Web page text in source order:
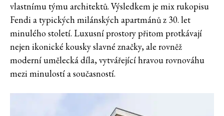
vlastnímu týmu architektů. Výsledkem je mix rukopisu
Fendi a typických milánských apartmánů z 30. let
minulého století. Luxusní prostory přitom protkávají
nejen ikonické kousky slavné značky, ale rovněž
moderní umělecká díla, vytvářející hravou rovnováhu
mezi minulostí a současností.